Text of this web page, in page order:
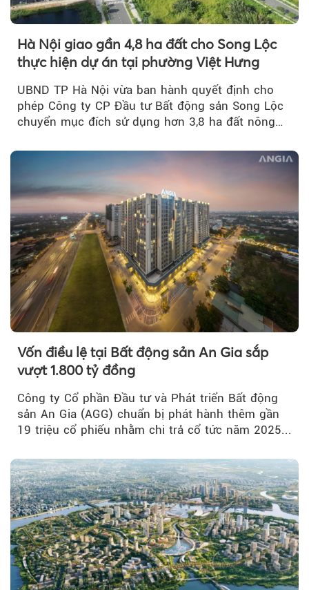
Hà Nội giao gần 4,8 ha đất cho Song Lộc
thực hiện dự án tại phường Việt Hưng
UBND TP Hà Nội vừa ban hành quyết định cho
phép Công ty CP Đầu tư Bất động sản Song Lộc
chuyển mục đích sử dụng hơn 3,8 ha đất nông
Vốn điều lệ tại Bất động sản An Gia sắp
vượt 1.800 tỷ đồng
Công ty Cổ phần Đầu tư và Phát triển Bất động
sản An Gia (AGG) chuẩn bị phát hành thêm gần
19 triệu cổ phiếu nhằm chi trả cổ tức năm 2025...